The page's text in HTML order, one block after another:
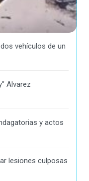
vehículos de un
Alvarez
y actos
lesiones culposas